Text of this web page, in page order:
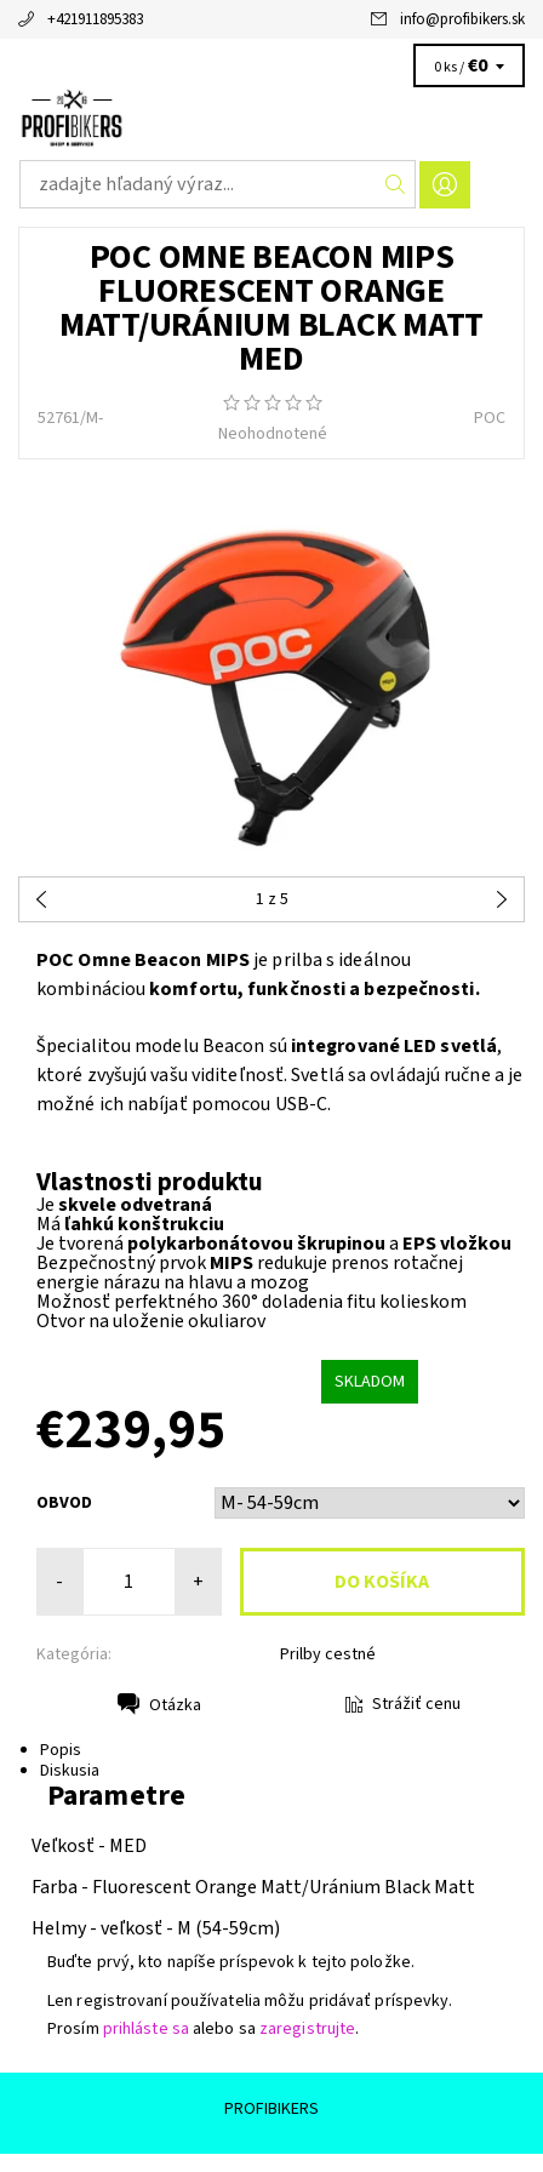
+421911895383 info@profibikers.sk
0 ks /€0
POC OMNE BEACON MIPS
FLUORESCENT ORANGE
MATT/URÁNIUM BLACK MATT
MED
52761/M-
Neohodnotené
POC
1 z 5
POC Omne Beacon MIPSje prilba s ideálnou
kombináciou komfortu, funkčnosti a bezpečnosti.
Špecialitou modelu Beacon sú integrované LED svetlá,
ktoré zvyšujú vašu viditeľnosť. Svetlá sa ovládajú ručne a je
možné ich nabíjať pomocou USB-C.
Vlastnosti produktu
Jeskvele odvetraná
Má ľahkú konštrukciu
Je tvorená polykarbonátovou škrupinoua EPS vložkou
Bezpečnostný prvokMIPSredukuje prenos rotačnej
energie nárazu na hlavu a mozog
Možnosť perfektného 360° doladenia fitu kolieskom
Otvor na uloženie okuliarov
SKLADOM
€239,95
OBVOD
- +
Kategória: Prilby cestné
Otázka
Strážiť cenu
Popis
Diskusia
Parametre
Veľkosť - MED
Farba - Fluorescent Orange Matt/Uránium Black Matt
Helmy - veľkosť - M (54-59cm)
Buďte prvý, kto napíše príspevok k tejto položke.
Len registrovaní používatelia môžu pridávať príspevky.
Prosím prihláste sa alebo sa zaregistrujte.
PROFIBIKERS